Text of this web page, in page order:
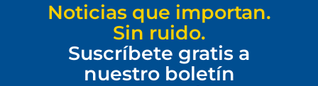
Noticias que importan.
Sin ruido.
Suscríbete gratis a
nuestro boletín